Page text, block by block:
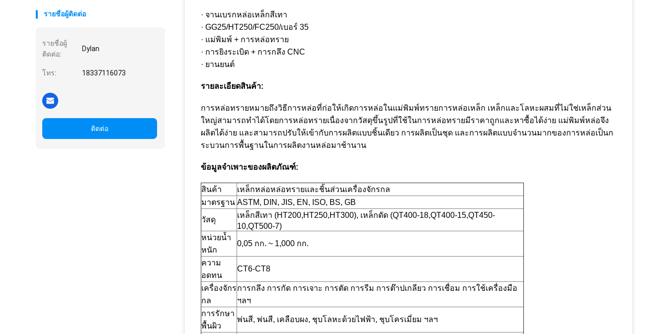
รายชื่อผู้ติดต่อ
รายชื่อผู้
ติดต่อ:
Dylan
โทร: 18337116073
ติดต่อ
· จานเบรกหล่อเหล็กสีเทา
· GG25/HT250/FC250/เบอร์ 35
· แม่พิมพ์ + การหล่อทราย
· การยิงระเบิด + การกลึง CNC
· ยานยนต์
รายละเอียดสินค้า:
การหล่อทรายหมายถึงวิธีการหล่อที่ก่อให้เกิดการหล่อในแม่พิมพ์ทรายการหล่อเหล็ก เหล็กและโลหะผสมที่ไม่ใช่เหล็กส่วน
ใหญ่สามารถทำได้โดยการหล่อทรายเนื่องจากวัสดุขึ้นรูปที่ใช้ในการหล่อทรายมีราคาถูกและหาซื้อได้ง่าย แม่พิมพ์หล่อจึง
ผลิตได้ง่าย และสามารถปรับให้เข้ากับการผลิตแบบชิ้นเดียว การผลิตเป็นชุด และการผลิตแบบจำนวนมากของการหล่อเป็นก
ระบวนการพื้นฐานในการผลิตงานหล่อมาช้านาน
ข้อมูลจำเพาะของผลิตภัณฑ์:
สินค้า
เหล็กหล่อหล่อทรายและชิ้นส่วนเครื่องจักรกล
มาตรฐาน ASTM, DIN, JIS, EN, ISO, BS, GB
วัสดุ
เหล็กสีเทา (HT200,HT250,HT300), เหล็กดัด (QT400-18,QT400-15,QT450-
10,QT500-7)
หน่วยน้ำ
หนัก
0,05 กก. ~ 1,000 กก.
ความ
อดทน
CT6-CT8
เครื่องจักร
กล
การกลึง การกัด การเจาะ การตัด การรีม การต๊าปเกลียว การเชื่อม การใช้เครื่องมือ
ฯลฯ
การรักษา
พื้นผิว
พ่นสี, พ่นสี, เคลือบผง, ชุบโลหะด้วยไฟฟ้า, ชุบโครเมี่ยม ฯลฯ